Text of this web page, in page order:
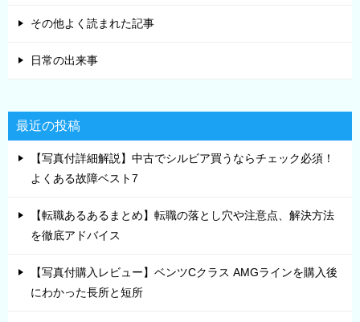
その他よく読まれた記事
日常の出来事
最近の投稿
【写真付詳細解説】中古でシルビア買うならチェック必須！
よくある故障ベスト7
【転職あるあるまとめ】転職の落とし穴や注意点、解決方法
を徹底アドバイス
【写真付購入レビュー】ベンツCクラス AMGラインを購入後
にわかった長所と短所